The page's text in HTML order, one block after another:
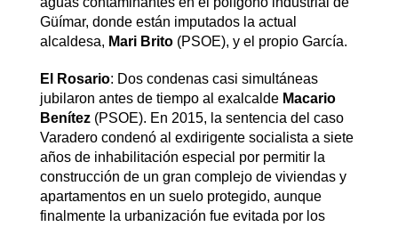
Güímar, donde están imputados la actual
alcaldesa, Mari Brito(PSOE), y el propio García.
El Rosario: Dos condenas casi simultáneas
jubilaron antes de tiempo al exalcalde Macario
Benítez(PSOE). En 2015, la sentencia del caso
Varadero condenó al exdirigente socialista a siete
años de inhabilitación especial por permitir la
construcción de un gran complejo de viviendas y
apartamentos en un suelo protegido, aunque
finalmente la urbanización fue evitada por los